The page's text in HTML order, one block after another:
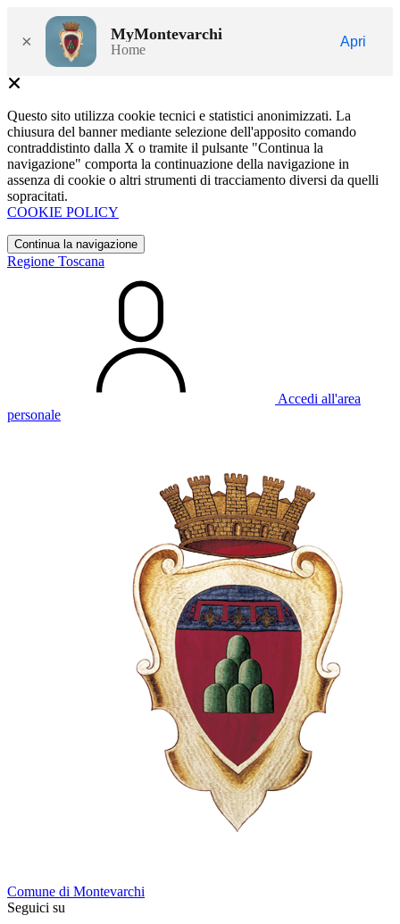
× MyMontevarchi
Home
Apri
Questo sito utilizza cookie tecnici e statistici anonimizzati. La
chiusura del banner mediante selezione dell'apposito comando
contraddistinto dalla X o tramite il pulsante "Continua la
navigazione" comporta la continuazione della navigazione in
assenza di cookie o altri strumenti di tracciamento diversi da quelli
sopracitati.
COOKIE POLICY
Continua la navigazione
Regione Toscana
Accedi all'area
personale
Comune di Montevarchi
Seguici su